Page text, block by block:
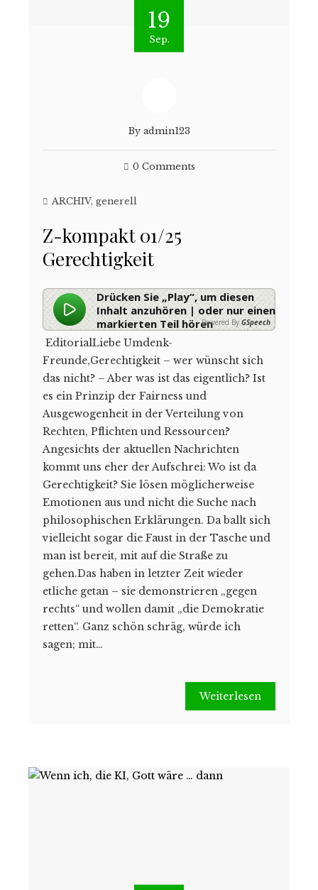
19
Sep.
By admin123
0 Comments
ARCHIV, generell
Z-kompakt 01/25
Gerechtigkeit
Drücken Sie „Play“, um diesen
Inhalt anzuhören | oder nur einen
markierten Teil hörenPowered By GSpeech
EditorialLiebe Umdenk-
Freunde,Gerechtigkeit – wer wünscht sich
das nicht? – Aber was ist das eigentlich? Ist
es ein Prinzip der Fairness und
Ausgewogenheit in der Verteilung von
Rechten, Pflichten und Ressourcen?
Angesichts der aktuellen Nachrichten
kommt uns eher der Aufschrei: Wo ist da
Gerechtigkeit? Sie lösen möglicherweise
Emotionen aus und nicht die Suche nach
philosophischen Erklärungen. Da ballt sich
vielleicht sogar die Faust in der Tasche und
man ist bereit, mit auf die Straße zu
gehen.Das haben in letzter Zeit wieder
etliche getan – sie demonstrieren „gegen
rechts“ und wollen damit „die Demokratie
retten“. Ganz schön schräg, würde ich
sagen; mit…
Weiterlesen